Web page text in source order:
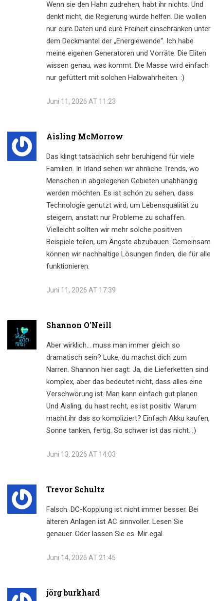
Wenn sie den Hahn zudrehen, habt ihr nichts. Und
denkt nicht, die Regierung würde helfen. Die wollen
nur eure Daten und eure Freiheit einschränken unter
dem Deckmantel der „Energiewende“. Ich habe
meine eigenen Generatoren und Vorräte. Die Eliten
wissen genau, was kommt. Die Masse wird einfach
nur gefüttert mit solchen Halbwahrheiten. :)
Juni 11, 2026 AT 11:23
Aisling McMorrow
Das klingt tatsächlich sehr beruhigend für viele
Familien. In Irland sehen wir ähnliche Trends, wo
Menschen in abgelegenen Gebieten unabhängig
werden möchten. Es ist schön zu sehen, dass
Technologie genutzt wird, um Lebensqualität zu
steigern, anstatt nur Probleme zu schaffen.
Vielleicht sollten wir mehr solche positiven
Beispiele teilen, um Ängste abzubauen. Gemeinsam
können wir nachhaltige Lösungen finden, die für alle
funktionieren.
Juni 11, 2026 AT 17:39
Shannon O'Neill
Aber wirklich... muss man immer gleich so
dramatisch sein? Luke, du machst dich zum
Narren. Shannon hier sagt: Ja, die Lieferketten sind
komplex, aber das bedeutet nicht, dass alles eine
Verschwörung ist. Man kann einfach gut planen.
Und Aisling, du hast recht, es ist positiv. Warum
macht ihr das so kompliziert? Einfach Akku kaufen,
Sonne tanken, fertig. So schwer ist das nicht. ;)
Juni 13, 2026 AT 14:03
Trevor Schultz
Falsch. DC-Kopplung ist nicht immer besser. Bei
älteren Anlagen ist AC sinnvoller. Lesen Sie
genauer. Oder lassen Sie es. Mir egal.
Juni 14, 2026 AT 21:45
jörg burkhard